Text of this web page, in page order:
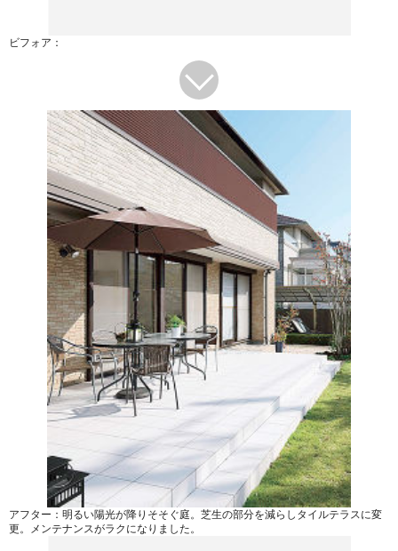
ビフォア：
アフター：明るい陽光が降りそそぐ庭。芝生の部分を減らしタイルテラスに変
更。メンテナンスがラクになりました。